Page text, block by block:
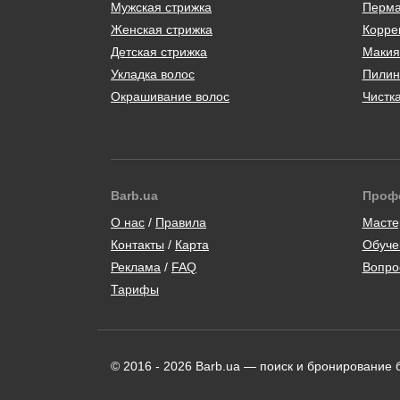
Мужская стрижка
Женская стрижка
Детская стрижка
Укладка волос
Окрашивание волос
Barb.ua
/
Контакты / Карта
/
Тарифы
© 2016 - 2026 Barb.ua — поиск и бронирование